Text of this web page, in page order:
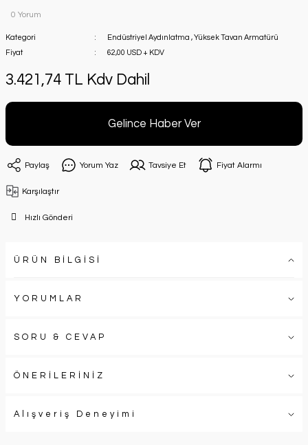
0 Yorum
Kategori Endüstriyel Aydınlatma ,Yüksek Tavan Armatürü
Fiyat
62,00 USD + KDV
3.421,74 TL Kdv Dahil
Gelince Haber Ver
Paylaş Yorum Yaz Tavsiye Et Fiyat Alarmı
Karşılaştır
Hızlı Gönderi
ÜRÜN BİLGİSİ
YORUMLAR
SORU & CEVAP
ÖNERİLERİNİZ
Alışveriş Deneyimi